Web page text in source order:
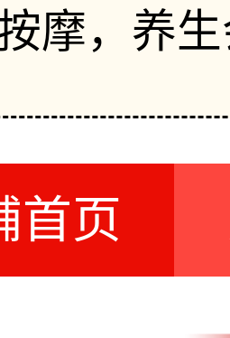
摩，养
首页